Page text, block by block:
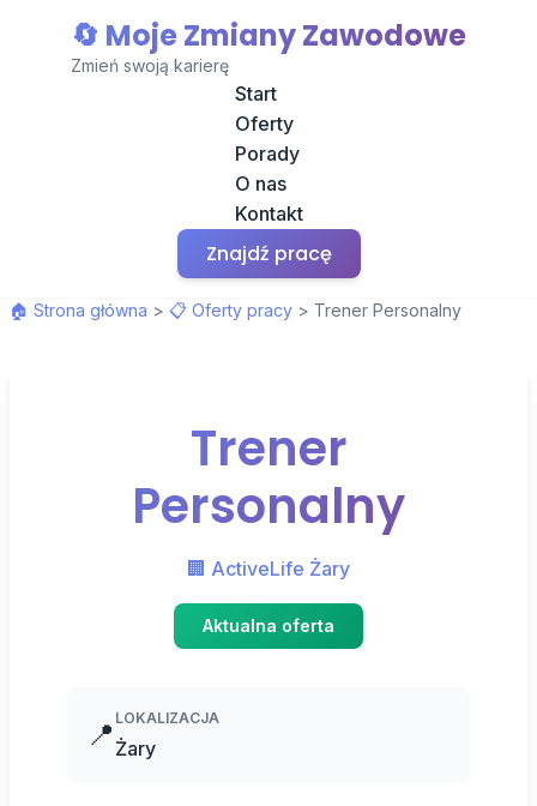
🔄 Moje Zmiany Zawodowe
Zmień swoją karierę
Start
Oferty
Porady
O nas
Kontakt
Znajdź pracę
🏠 Strona główna > 📋 Oferty pracy > Trener Personalny
Trener
Personalny
🏢 ActiveLife Żary
Aktualna oferta
📍 LOKALIZACJA
Żary